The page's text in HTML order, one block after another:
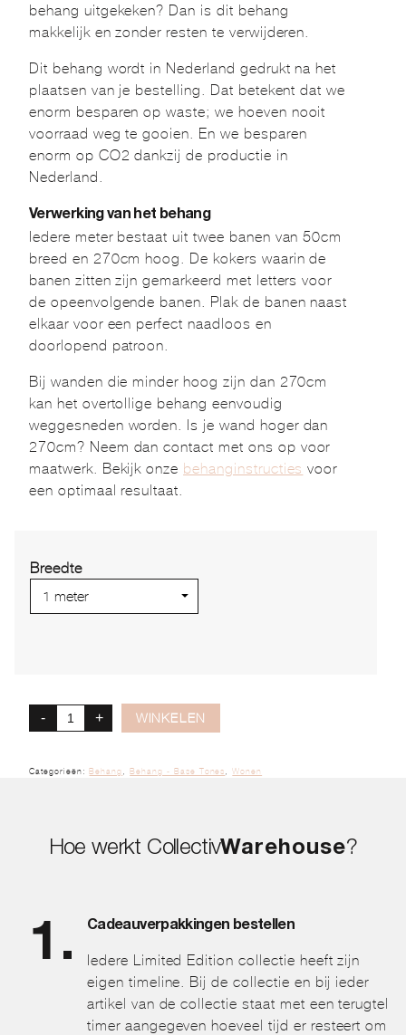
behang uitgekeken? Dan is dit behang
makkelijk en zonder resten te verwijderen.
Dit behang wordt in Nederland gedrukt na het
plaatsen van je bestelling. Dat betekent dat we
enorm besparen op waste; we hoeven nooit
voorraad weg te gooien. En we besparen
enorm op CO2 dankzij de productie in
Nederland.
Verwerking van het behang
Iedere meter bestaat uit twee banen van 50cm
breed en 270cm hoog. De kokers waarin de
banen zitten zijn gemarkeerd met letters voor
de opeenvolgende banen. Plak de banen naast
elkaar voor een perfect naadloos en
doorlopend patroon.
Bij wanden die minder hoog zijn dan 270cm
kan het overtollige behang eenvoudig
weggesneden worden. Is je wand hoger dan
270cm? Neem dan contact met ons op voor
maatwerk. Bekijk onze behanginstructies voor
een optimaal resultaat.
Breedte
- + WINKELEN
Categorieën: Behang Behang - Base Tones ,Wonen
Hoe werkt CollectivWarehouse?
Cadeauverpakkingen bestellen
Iedere Limited Edition collectie heeft zijn
eigen timeline. Bij de collectie en bij ieder
artikel van de collectie staat met een terugtel
timer aangegeven hoeveel tijd er resteert om